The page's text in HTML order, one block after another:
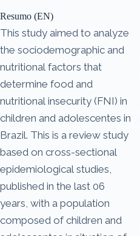
Resumo (EN)
This study aimed to analyze
the sociodemographic and
nutritional factors that
determine food and
nutritional insecurity (FNI) in
children and adolescentes in
Brazil. This is a review study
based on cross-sectional
epidemiological studies,
published in the last 06
years, with a population
composed of children and